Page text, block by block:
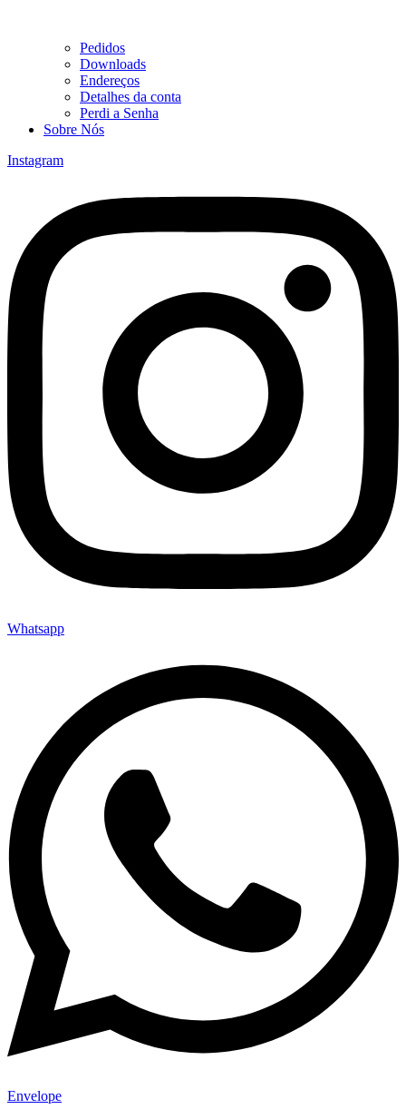
Pedidos
Downloads
Endereços
Detalhes da conta
Perdi a Senha
Sobre Nós
Instagram
Whatsapp
Envelope